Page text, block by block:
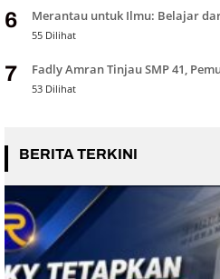
6 Merantau untuk Ilmu: Belajar
55 Dilihat
7 Fadly Amran Tinjau SMP 41,
53 Dilihat
BERITA TERKINI